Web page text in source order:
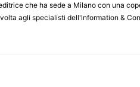
che ha sede a Milano con una
agli specialisti dell'lnformation &